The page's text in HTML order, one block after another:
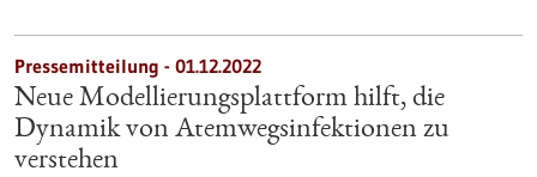
Pressemitteilung - 01.12.2022
Neue Modellierungsplattform hilft, die
Dynamik von Atemwegsinfektionen zu
verstehen